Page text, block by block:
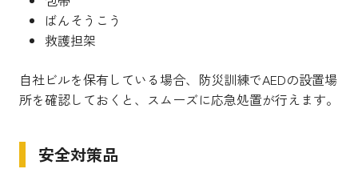
ばんそうこう
救護担架
自社ビルを保有している場合、防災訓練でAEDの設置場
所を確認しておくと、スムーズに応急処置が行えます。
安全対策品